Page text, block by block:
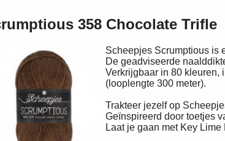
358 Chocolate Trifle
Scheepjes Scrumptious is
De geadviseerde
Verkrijgbaar in 80 kleuren,
(looplengte 300 meter).
Trakteer jezelf op
Geïnspireerd door toetjes
Laat je gaan met Key